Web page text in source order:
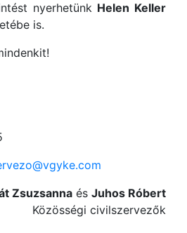
nyerhetünk Helen Keller
is.
Zsuzsanna és Juhos Róbert
Közösségi civilszervezők